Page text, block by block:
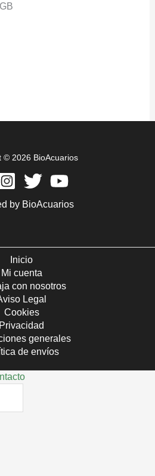
© 2026 BioAcuarios
by BioAcuarios
Inicio
Mi cuenta
con nosotros
Legal
Cookies
Privacidad
generales
de envíos